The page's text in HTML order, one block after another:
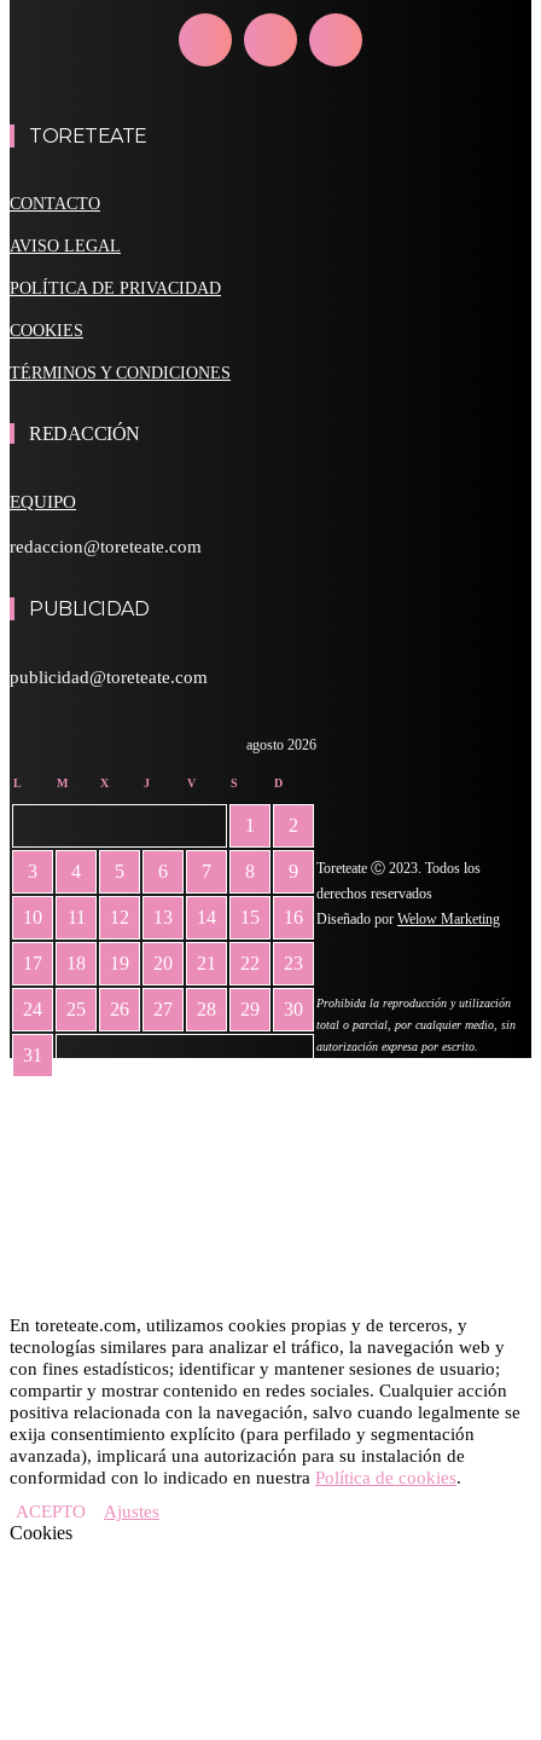
TORETEATE
CONTACTO
AVISO LEGAL
POLÍTICA DE PRIVACIDAD
COOKIES
TÉRMINOS Y CONDICIONES
REDACCIÓN
EQUIPO
redaccion@toreteate.com
PUBLICIDAD
publicidad@toreteate.com
agosto 2026
L M X J V S D
1 2
3 4 5 6 7 8 9
10 11 12 13 14 15 16
17 18 19 20 21 22 23
24 25 26 27 28 29 30
31
Toreteate Ⓒ 2023. Todos los
derechos reservados
Diseñado por Welow Marketing
Prohibida la reproducción y utilización
total o parcial, por cualquier medio, sin
autorización expresa por escrito.
En toreteate.com, utilizamos cookies propias y de terceros, y
tecnologías similares para analizar el tráfico, la navegación web y
con fines estadísticos; identificar y mantener sesiones de usuario;
compartir y mostrar contenido en redes sociales. Cualquier acción
positiva relacionada con la navegación, salvo cuando legalmente se
exija consentimiento explícito (para perfilado y segmentación
avanzada), implicará una autorización para su instalación de
conformidad con lo indicado en nuestra Política de cookies.
ACEPTO
Ajustes
Cookies